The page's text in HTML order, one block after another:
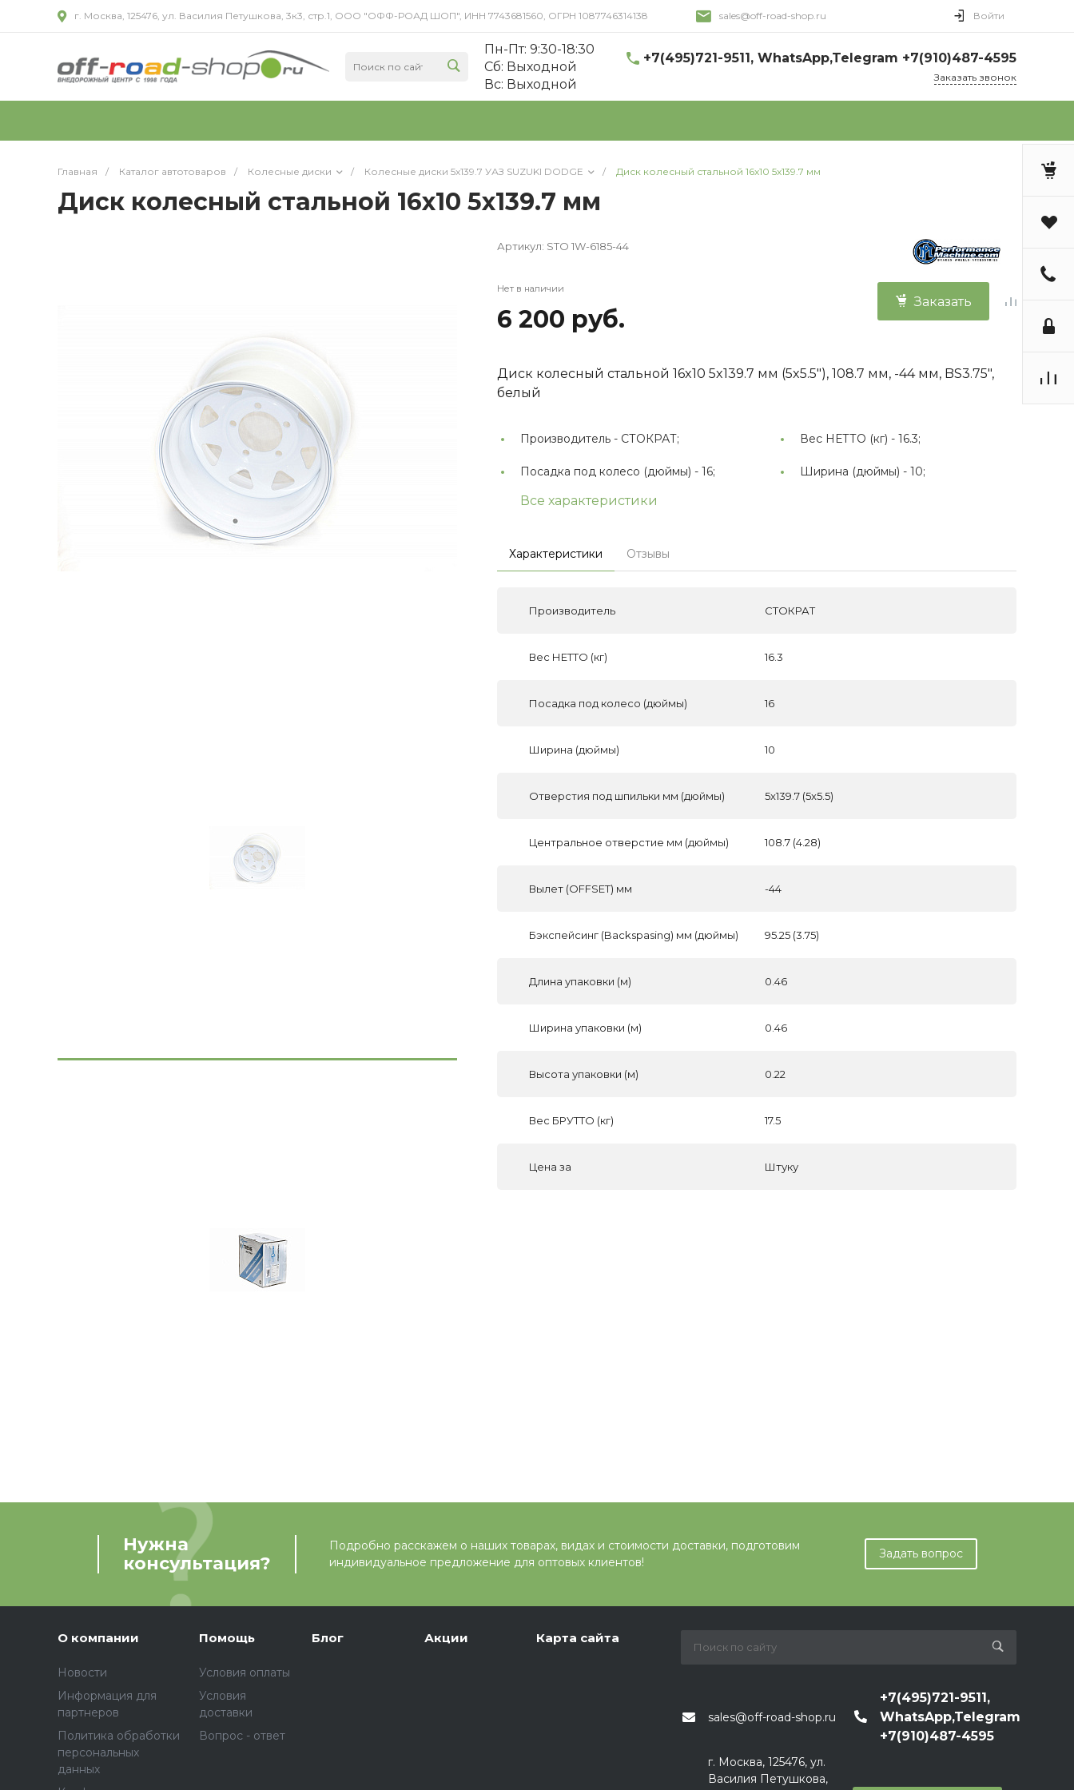
г. Москва, 125476, ул. Василия Петушкова, 3к3, стр.1, ООО "ОФФ-РОАД ШОП", ИНН 7743681560, ОГРН 1087746314138 sales@off-road-shop.ru Войти
Пн-Пт: 9:30-18:30
Cб: Выходной
Вс: Выходной
+7(495)721-9511, WhatsApp,Telegram +7(910)487-4595
Заказать звонок
Главная / Каталог автотоваров / Колесные диски / Колесные диски 5x139.7 УАЗ SUZUKI DODGE / Диск колесный стальной 16x10 5x139.7 мм
Диск колесный стальной 16x10 5x139.7 мм
Артикул: STO 1W-6185-44
Нет в наличии
6 200 руб.
Заказать
Диск колесный стальной 16x10 5x139.7 мм (5x5.5"), 108.7 мм, -44 мм, BS3.75",
белый
Производитель - СТОКРАТ; Вес НЕТТО (кг) - 16.3;
Посадка под колесо (дюймы) - 16; Ширина (дюймы) - 10;
Все характеристики
Характеристики Отзывы
Производитель СТОКРАТ
Вес НЕТТО (кг) 16.3
Посадка под колесо (дюймы) 16
Ширина (дюймы) 10
Отверстия под шпильки мм (дюймы) 5x139.7 (5x5.5)
Центральное отверстие мм (дюймы) 108.7 (4.28)
Вылет (OFFSET) мм -44
Бэкспейсинг (Backspasing) мм (дюймы) 95.25 (3.75)
Длина упаковки (м) 0.46
Ширина упаковки (м) 0.46
Высота упаковки (м) 0.22
Вес БРУТТО (кг) 17.5
Цена за Штуку
Нужна
консультация?
Подробно расскажем о наших товарах, видах и стоимости доставки, подготовим
индивидуальное предложение для оптовых клиентов!
Задать вопрос
О компании
Новости
Информация для
партнеров
Политика обработки
персональных
данных
Помощь
Условия оплаты
Условия
доставки
Вопрос - ответ
Блог Акции Карта сайта
sales@off-road-shop.ru
+7(495)721-9511,
WhatsApp,Telegram
+7(910)487-4595
г. Москва, 125476, ул.
Василия Петушкова,